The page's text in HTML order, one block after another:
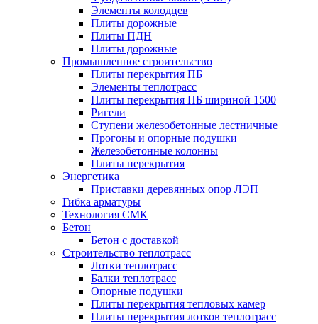
Элементы колодцев
Плиты дорожные
Плиты ПДН
Плиты дорожные
Промышленное строительство
Плиты перекрытия ПБ
Элементы теплотрасс
Плиты перекрытия ПБ шириной 1500
Ригели
Ступени железобетонные лестничные
Прогоны и опорные подушки
Железобетонные колонны
Плиты перекрытия
Энергетика
Приставки деревянных опор ЛЭП
Гибка арматуры
Технология СМК
Бетон
Бетон с доставкой
Строительство теплотрасс
Лотки теплотрасс
Балки теплотрасс
Опорные подушки
Плиты перекрытия тепловых камер
Плиты перекрытия лотков теплотрасс